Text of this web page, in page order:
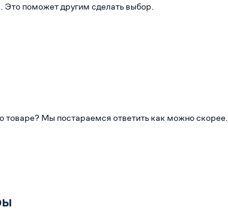
Это поможет другим сделать выбор.
товаре? Мы постараемся ответить как можно скорее.